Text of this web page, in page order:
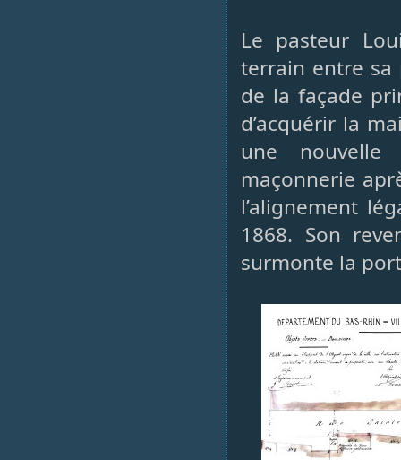
Le pasteur
terrain entre sa
de la façade
d’acquérir la
une nouvelle
maçonnerie
l’alignement
1868. Son
surmonte la